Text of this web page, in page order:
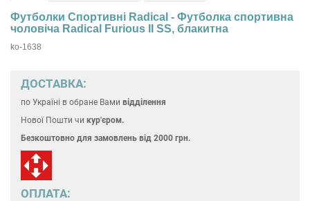
Футболки Спортивні Radical - Футболка спортивна
чоловіча Radical Furious II SS, блакитна
ko-1638
ДОСТАВКА:
по Україні в обране Вами відділення
Нової Пошти чи кур'єром.
Безкоштовно для замовлень від 2000 грн.
ОПЛАТА: